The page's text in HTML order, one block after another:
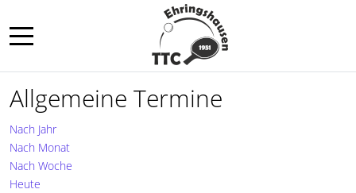
Mobile Menu Toggle
Allgemeine Termine
Nach Jahr
Nach Monat
Nach Woche
Heute